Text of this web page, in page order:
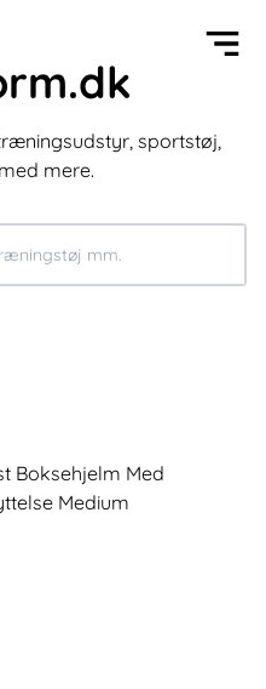
sportstøj,
mere.